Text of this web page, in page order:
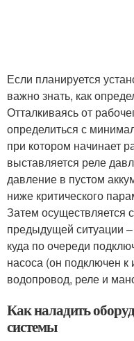
Если планируется
важно знать, как
Отталкиваясь от
определиться с
при котором начинает
выставляется реле
давление в пустом
ниже критического
Затем осуществляется
предыдущей ситуации
куда по очереди
насоса (он подключен
водопровод, реле и
Как наладить
системы